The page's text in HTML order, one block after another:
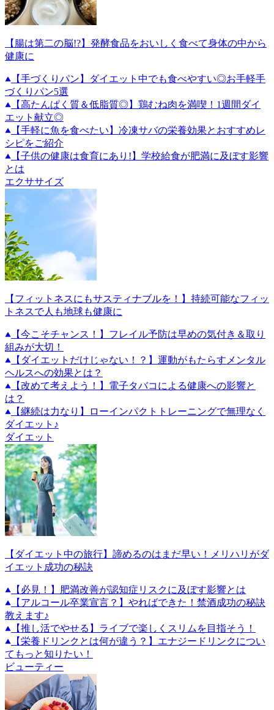
【腸は第二の脳!?】発酵食品をおいしく食べて身体の中から
健康に
【手づくりパン】ダイエット中でも食べやすい◎お手軽手
づくりパン5選
【高たんぱく質＆低脂質◎】鶏むね肉を満喫！1週間ダイ
エット献立◎
【手軽に魚を食べたい】冷凍サバの栄養効果とおすすめレ
シピをご紹介
【子供の健康は食育にあり!】学校給食が肥満に及ぼす影響
とは
エクササイズ
【フィットネスにもサスティナブルを！】持続可能なフィッ
トネスで人も地球も健康に
【今こそチャンス！】フレイル予防は早めの気付き＆取り
組みが大切！
【ダイエットだけじゃない！？】運動がもたらすメンタル
ヘルスへの効果とは？
【改めて考えよう！】電子タバコによる健康への影響と
は？
【継続は力なり】ローインパクトトレーニングで無理なく
ダイエット♪
ダイエット
【ダイエット中の旅行】諦めるのはまだ早い！メリハリがダ
イエット成功の秘訣
【必見！】肥満改善が認知症リスクに及ぼす影響とは
【アルコール卒業宣言？】やればできた！禁酒成功の秘訣
教えます♪
【推し活でやせる】ライブで楽しくスリムを目指そう！
【栄養ドリンクとは何が違う？】エナジードリンクについ
てもっと知りたい！
ビューティー